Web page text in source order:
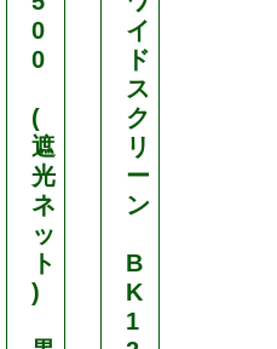
0
0
(
遮
光
ネ
ッ
ト
)
イ
ド
ス
ク
リ
ー
ン
B
K
1